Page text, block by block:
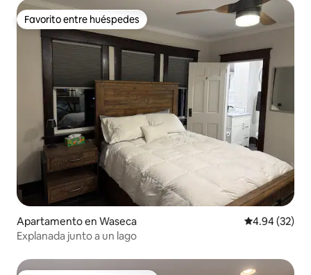
Favorito entre huéspedes
Favorito entre huéspedes
Apartamento en Waseca Calificación
4.94 (32)
Explanada junto a un lago